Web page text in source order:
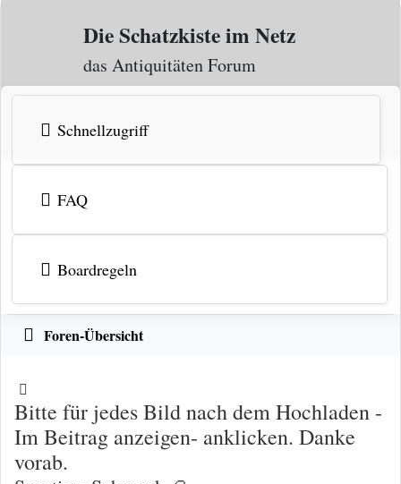
Zum Inhalt
Die Schatzkiste im Netz
das Antiquitäten Forum
Schnellzugriff
FAQ
Boardregeln
Foren-Übersicht
Bitte für jedes Bild nach dem Hochladen -
Im Beitrag anzeigen- anklicken. Danke
vorab.